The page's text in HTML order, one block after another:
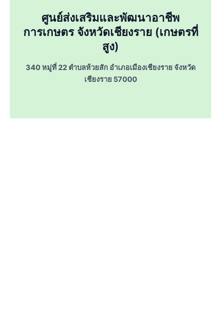
ศูนย์ส่งเสริมและพัฒนาอาชีพ
การเกษตร จังหวัดเชียงราย (เกษตรที่
สูง)
340 หมู่ที่ 22 ตำบลห้วยสัก อำเภอเมืองเชียงราย จังหวัด
เชียงราย 57000